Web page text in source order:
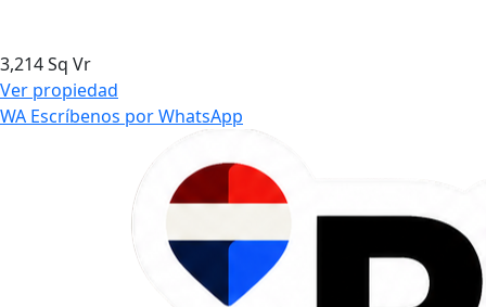
3,214 Sq Vr
Ver propiedad
WA Escríbenos por WhatsApp